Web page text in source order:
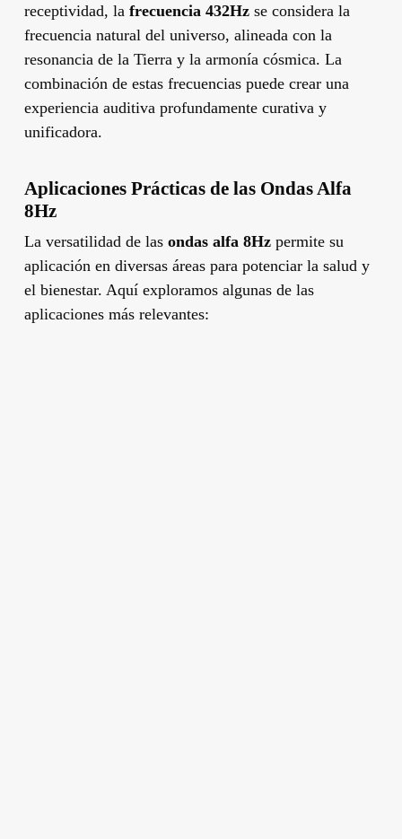
receptividad, la frecuencia 432Hzse considera la
frecuencia natural del universo, alineada con la
resonancia de la Tierra y la armonía cósmica. La
combinación de estas frecuencias puede crear una
experiencia auditiva profundamente curativa y
unificadora.
Aplicaciones Prácticas de las Ondas Alfa
8Hz
La versatilidad de las ondas alfa 8Hzpermite su
aplicación en diversas áreas para potenciar la salud y
el bienestar. Aquí exploramos algunas de las
aplicaciones más relevantes: